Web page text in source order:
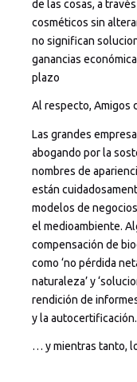
de las cosas, a
cosméticos sin
no significan
ganancias
plazo
Al respecto, Amigos
Las grandes
abogando por la
nombres de
están
modelos de
el medioambiente.
compensación de
como ‘no pérdida
naturaleza’ y
rendición de
y la autocertificación.
… y mientras tanto,